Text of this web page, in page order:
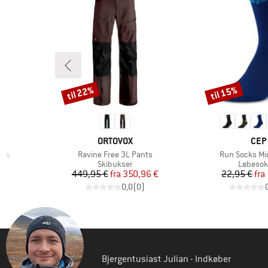
MÆRKE
ORTOVOX
Artikel
Ravine Free 3L Pants
Produktgruppe
Skibukser
Pris
449,95 € Nedsat pris
fra 350,96 €
0,0(0)
Rabat
til 22%
CEP
Artikel
Run Socks
22,95 €fra
Rabat
til 15%
Bjergentusiast Julian - Indkøber